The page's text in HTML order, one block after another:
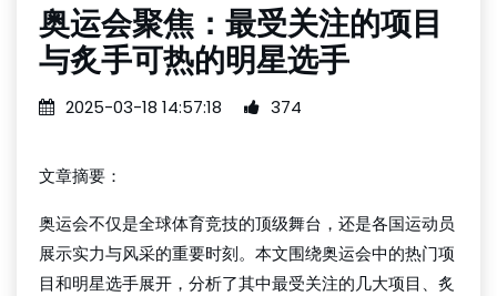
奥运会聚焦：最受关注的项目
与炙手可热的明星选手
2025-03-18 14:57:18 374
文章摘要：
奥运会不仅是全球体育竞技的顶级舞台，还是各国运动员
展示实力与风采的重要时刻。本文围绕奥运会中的热门项
目和明星选手展开，分析了其中最受关注的几大项目、炙